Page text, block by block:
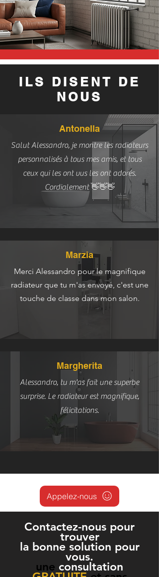
ILS DISENT DE
NOUS
Antonella
Salut Alessandro, je montre les radiateurs
personnalisés à tous mes amis, et tous
ceux qui les ont vus les ont adorés.
Cordialement 👋👋👋
Marzia
Merci Alessandro pour le magnifique
radiateur que tu m'as envoyé, c'est une
touche de classe dans mon salon.
Margherita
Alessandro, tu m'as fait une superbe
surprise. Le radiateur est magnifique,
félicitations.
Appelez-nous
Contactez-nous pour
trouver
la bonne solution pour
vous.
une consultation